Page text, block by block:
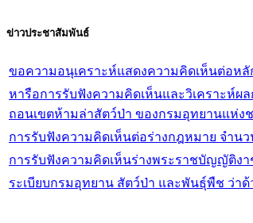
ข่าวประชาสัมพันธ์
ขอความอนุเคราะห์แสดงความคิดเห็นต่อห
หารือการรับฟังความคิดเห็นและวิเคราะห์ผ
ถอนเขตห้ามล่าสัตว์ป่า ของกรมอุทยานแห่
จัดการทำร่างกฎหมายและการประเมินผลสั
การรับฟังความคิดเห็นต่อร่างกฎหมาย จำนว
การรับฟังความคิดเห็นร่างพระราชบัญญัติง
ระเบียบกรมอุทยาน สัตว์ป่า และพันธุ์พืช ว่าด้